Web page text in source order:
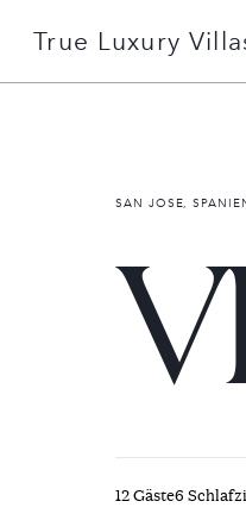
+49 151 51078506
Gründe mit uns
Services erklärt
True Luxury
SAN JOSE,
12 Gäste6